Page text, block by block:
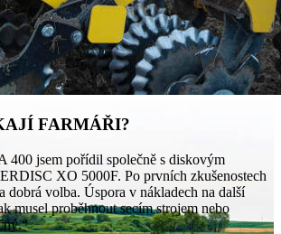
FARMÁŘI?
400 jsem pořídil společně s diskovým
XO 5000F. Po prvních zkušenostech
dobrá volba. Úspora v nákladech na další
musel proběhnout secím strojem nebo